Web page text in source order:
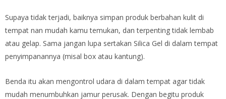
Supaya tidak terjadi, baiknya simpan produk berbahan kulit di
tempat nan mudah kamu temukan, dan terpenting tidak lembab
atau gelap. Sama jangan lupa sertakan Silica Gel di dalam tempat
penyimpanannya (misal box atau kantung).
Benda itu akan mengontrol udara di dalam tempat agar tidak
mudah menumbuhkan jamur perusak. Dengan begitu produk